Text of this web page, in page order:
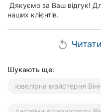
Дякуємо за Ваш відгук!
наших клієнтів.
replay
Шукають ще:
ювелірна майстерня